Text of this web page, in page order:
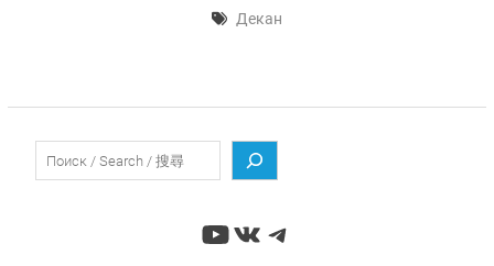
Декан
YouTube
ВКонтакте
Telegram